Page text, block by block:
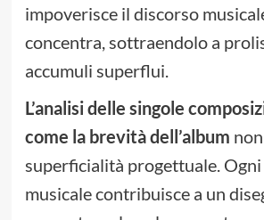
impoverisce il discorso
concentra, sottraendolo a
accumuli superflui.
L’analisi delle singole
come la brevità dell’album
superficialità progettuale. Ogni
musicale contribuisce a un